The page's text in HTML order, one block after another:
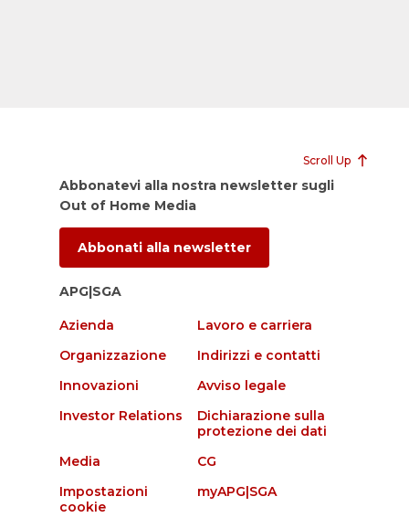
Scroll Up
Abbonatevi alla nostra newsletter sugli
Out of Home Media
Abbonati alla newsletter
APG|SGA
Azienda
Lavoro e carriera
Organizzazione
Indirizzi e contatti
Innovazioni
Avviso legale
Investor Relations
Dichiarazione sulla
protezione dei dati
Media
CG
Impostazioni
cookie
myAPG|SGA